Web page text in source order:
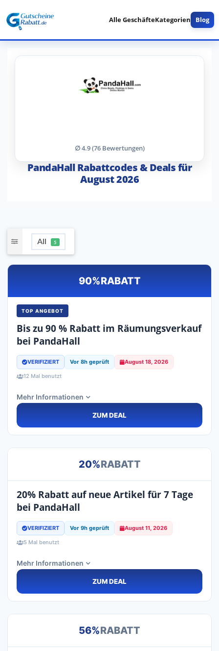
Alle GeschäfteKategorien Blog
∅ 4.9 (76 Bewertungen)
PandaHall Rabattcodes & Deals für
August 2026
All 5
90%RABATT
TOP ANGEBOT
Bis zu 90 % Rabatt im Räumungsverkauf
bei PandaHall
VERIFIZIERT Vor 8h geprüft August 18, 2026
12 Mal benutzt
Mehr Informationen
ZUM DEAL
20%RABATT
20% Rabatt auf neue Artikel für 7 Tage
bei PandaHall
VERIFIZIERT Vor 9h geprüft August 11, 2026
5 Mal benutzt
Mehr Informationen
ZUM DEAL
56%RABATT